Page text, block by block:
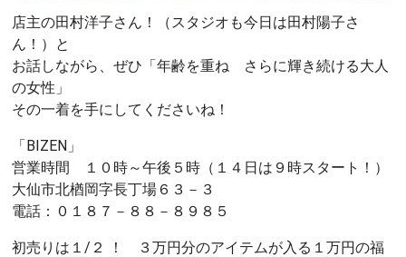
店主の田村洋子さん！（スタジオも今日は田村陽子さ
ん！）と
お話しながら、ぜひ「年齢を重ね さらに輝き続ける大人
の女性」
その一着を手にしてくださいね！
「BIZEN」
営業時間 １０時～午後５時（１４日は９時スタート！）
大仙市北楢岡字長丁場６３－３
電話：０１８７－８８－８９８５
初売りは１/２ ！ ３万円分のアイテムが入る１万円の福